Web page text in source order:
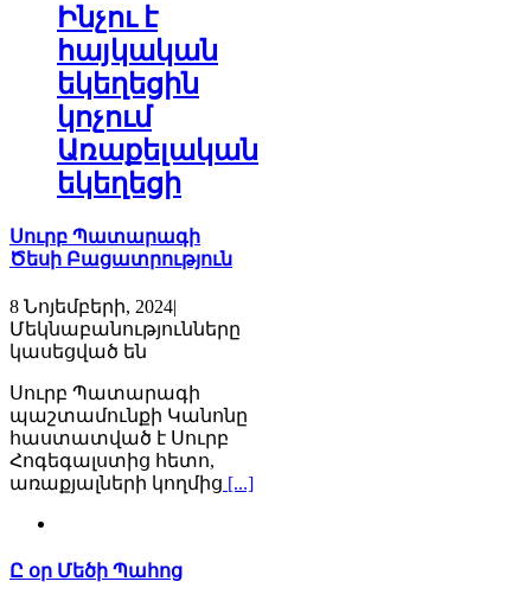
Ինչու է
հայկական
եկեղեցին
կոչում
Առաքելական
եկեղեցի
Սուրբ Պատարագի
Ծեսի Բացատրություն
8 Նոյեմբերի, 2024|
Մեկնաբանությունները
կասեցված են
Ծեսի
Բացատրություն-
ում
Սուրբ Պատարագի
պաշտամունքի Կանոնը
հաստատված է Սուրբ
Հոգեգալստից հետո,
առաքյալների կողմից [...]
Ը օր Մեծի Պահոց